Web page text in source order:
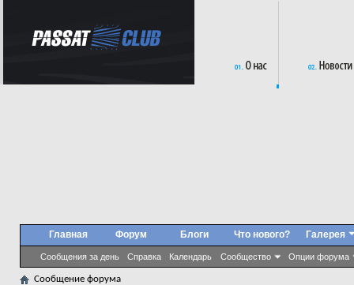
Главная Форум
Сообщения за день Справка Календарь Сообщество Опции форума
Блоги Что нового? Галерея
Сообщение форума